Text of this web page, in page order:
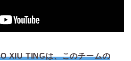
XIU TINGは、このチームの